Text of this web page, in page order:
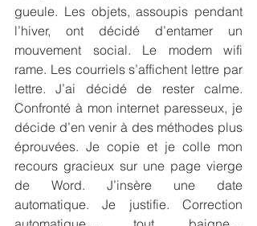
gueule. Les objets, assoupis pendant
l’hiver, ont décidé d’entamer un
mouvement social. Le modem wifi
rame. Les courriels s’affichent lettre par
lettre. J’ai décidé de rester calme.
Confronté à mon internet paresseux, je
décide d’en venir à des méthodes plus
éprouvées. Je copie et je colle mon
recours gracieux sur une page vierge
de Word. J’insère une date
automatique. Je justifie. Correction